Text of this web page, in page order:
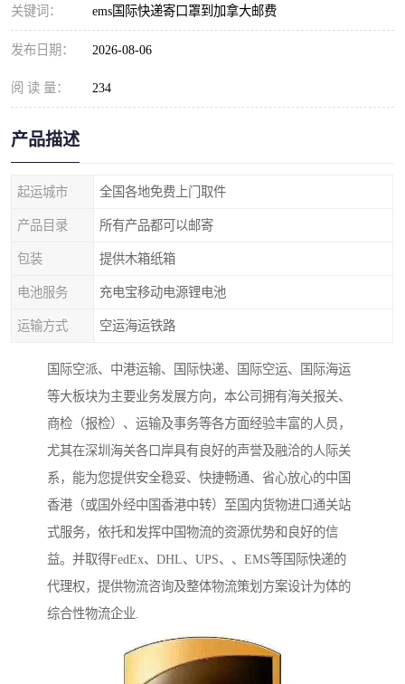
关键词： ems国际快递寄口罩到加拿大邮费
发布日期： 2026-08-06
阅 读 量： 234
产品描述
起运城市 全国各地免费上门取件
产品目录 所有产品都可以邮寄
包装 提供木箱纸箱
电池服务 充电宝移动电源锂电池
运输方式 空运海运铁路
国际空派、中港运输、国际快递、国际空运、国际海运
等大板块为主要业务发展方向，本公司拥有海关报关、
商检（报检）、运输及事务等各方面经验丰富的人员，
尤其在深圳海关各口岸具有良好的声誉及融洽的人际关
系，能为您提供安全稳妥、快捷畅通、省心放心的中国
香港（或国外经中国香港中转）至国内货物进口通关站
式服务，依托和发挥中国物流的资源优势和良好的信
益。并取得FedEx、DHL、UPS、、EMS等国际快递的
代理权，提供物流咨询及整体物流策划方案设计为体的
综合性物流企业.